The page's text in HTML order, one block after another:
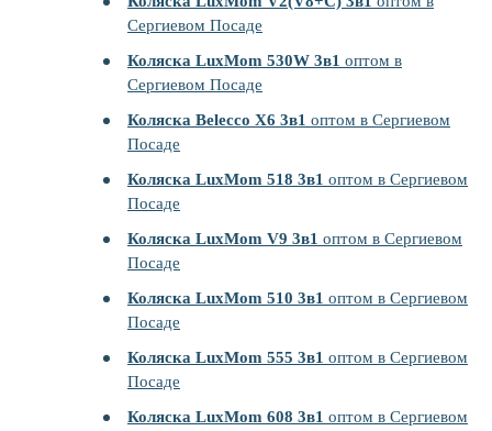
Сергиевом Посаде
Коляска LuxMom 530W 3в1 оптом в
Сергиевом Посаде
Коляска Belecco X6 3в1 оптом в Сергиевом
Посаде
Коляска LuxMom 518 3в1 оптом в Сергиевом
Посаде
Коляска LuxMom V9 3в1 оптом в Сергиевом
Посаде
Коляска LuxMom 510 3в1 оптом в Сергиевом
Посаде
Коляска LuxMom 555 3в1 оптом в Сергиевом
Посаде
Коляска LuxMom 608 3в1 оптом в Сергиевом